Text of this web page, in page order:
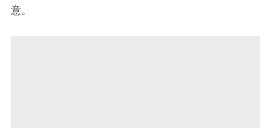
意。